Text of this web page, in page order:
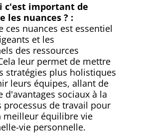
c'est important de
les nuances ? :
ces nuances est essentiel
et les
des ressources
leur permet de mettre
stratégies plus holistiques
leurs équipes, allant de
d'avantages sociaux à la
processus de travail pour
meilleur équilibre vie
vie personnelle.